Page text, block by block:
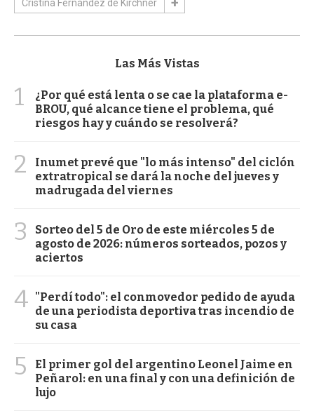
Cristina Fernández de Kirchner
Las Más Vistas
1
¿Por qué está lenta o se cae la plataforma e-
BROU, qué alcance tiene el problema, qué
riesgos hay y cuándo se resolverá?
2
Inumet prevé que "lo más intenso" del ciclón
extratropical se dará la noche del jueves y
madrugada del viernes
3
Sorteo del 5 de Oro de este miércoles 5 de
agosto de 2026: números sorteados, pozos y
aciertos
4 "Perdí todo": el conmovedor pedido de ayuda
de una periodista deportiva tras incendio de
su casa
5
El primer gol del argentino Leonel Jaime en
Peñarol: en una final y con una definición de
lujo